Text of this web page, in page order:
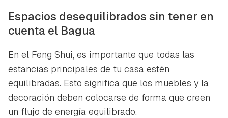
Espacios desequilibrados sin tener en
cuenta el Bagua
En el Feng Shui, es importante que todas las
estancias principales de tu casa estén
equilibradas. Esto significa que los muebles y la
decoración deben colocarse de forma que creen
un flujo de energía equilibrado.